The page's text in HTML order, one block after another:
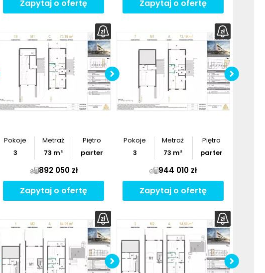
Zapytaj o ofertę Zapytaj o ofertę
Pobierzrzut Pobierzrzut
Pokoje
3
Metraż
73 m²
Piętro
parter
892 050 zł
Zapytaj o ofertę
Pokoje
3
Metraż
73 m²
Piętro
parter
944 010 zł
Zapytaj o ofertę
Pobierzrzut Pobierzrzut